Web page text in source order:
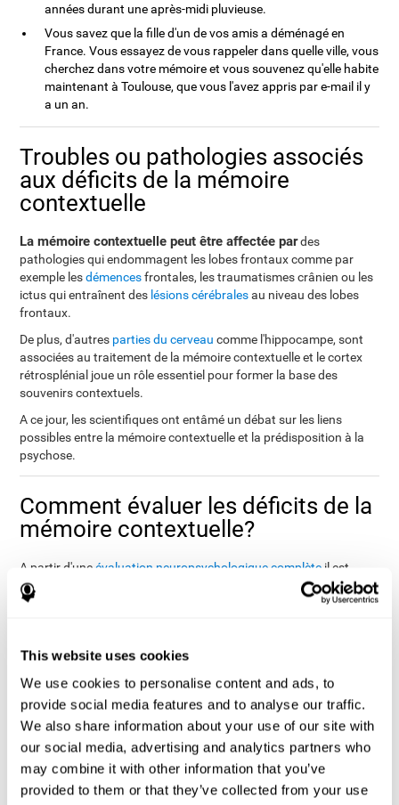
This website uses cookies
We use cookies to personalise content and ads, to
provide social media features and to analyse our traffic.
We also share information about your use of our site with
our social media, advertising and analytics partners who
may combine it with other information that you’ve
provided to them or that they’ve collected from your use
années durant une après-midi pluvieuse.
Vous savez que la fille d'un de vos amis a déménagé en
France. Vous essayez de vous rappeler dans quelle ville, vous
cherchez dans votre mémoire et vous souvenez qu'elle habite
maintenant à Toulouse, que vous l'avez appris par e-mail il y
a un an.
Troubles ou pathologies associés
aux déficits de la mémoire
contextuelle
La mémoire contextuelle peut être affectée pardes
pathologies qui endommagent les lobes frontaux comme par
exemple lesdémencesfrontales, les traumatismes crânien ou les
ictus qui entraînent des lésions cérébralesau niveau des lobes
frontaux.
De plus, d'autres parties du cerveau comme l'hippocampe, sont
associées au traitement de la mémoire contextuelle et le cortex
rétrosplénial joue un rôle essentiel pour former la base des
souvenirs contextuels.
A ce jour, les scientifiques ont entâmé un débat sur les liens
possibles entre la mémoire contextuelle et la prédisposition à la
psychose.
Comment évaluer les déficits de la
mémoire contextuelle?
A partir d'uneévaluation neuropsychologique complète il est
possible
d'estimer de manière fiable la mémoire contextuelle
de n'importe quelle personne
créée pour évaluer le niveau cognitif ou Cognitive Assesment
Battery (CAB), nous pouvons mesurer de manière précise le
niveau cognitif général et plus concrètement nous disposons
également d'une série de tests cognitifs pour évaluer la mémoire
contextuelle.
Afin d'évaluer la mémoire contextuelle, nous avons des
exercices spécifiquesqui ont été inspirés du Contextual
Memory Test, Toglia (1993). Il a été démontré que la détérioration
de la mémoire contextuelle est liée au lobe frontal et pas